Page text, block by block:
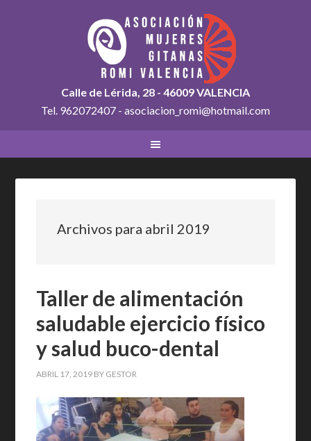
Calle de Lérida, 28 - 46009 VALENCIA
Tel. 962072407 - asociacion_romi@hotmail.com
Archivos para abril 2019
Taller de alimentación
saludable ejercicio físico
y salud buco-dental
ABRIL 17, 2019 BY GESTOR